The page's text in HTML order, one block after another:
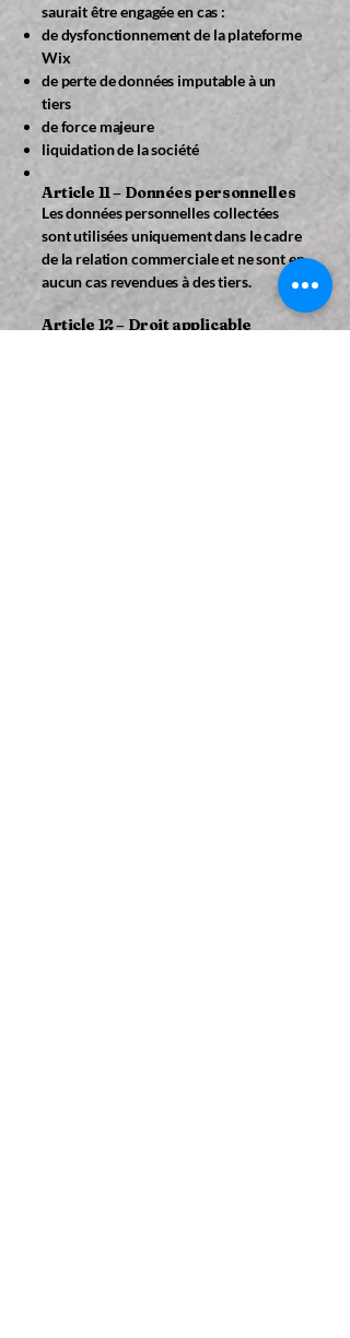
saurait être engagée en cas :
de dysfonctionnement de la plateforme
Wix
de perte de données imputable à un
tiers
de force majeure
liquidation de la société​
Article 11 – Données personnelles
Les données personnelles collectées
sont utilisées uniquement dans le cadre
de la relation commerciale et ne sont en
aucun cas revendues à des tiers.
Article 12 – Droit applicable